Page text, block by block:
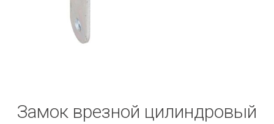
Замок врезной цилиндровый